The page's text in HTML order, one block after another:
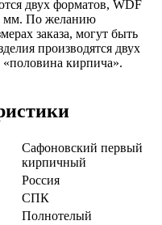
двух форматов, WDF
мм. По желанию
заказа, могут быть
производятся двух
кирпича».
Сафоновский первый
кирпичный
Россия
СПК
Полнотелый